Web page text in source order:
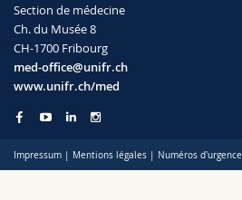
Section de médecine
Ch. du Musée 8
CH-1700 Fribourg
med-office@unifr.ch
www.unifr.ch/med
Impressum | Mentions légales | Numéros d'urgence